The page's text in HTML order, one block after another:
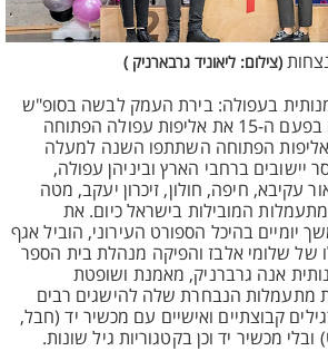
(צילום: ליאוניד גרבארניק )
בעפולה: בירת העמק לבשה בסופ"ש
האחרון חג כאשר קיימה בפעם ה-15 את אליפות עפולה הפתוחה
הפתוחה השתתפו השנה למעלה
יישובים ברחבי הארץ וביניהן עפולה,
עקיבא, חיפה, חולון, זיכרון יעקב, מטה
המובילות בישראל כיום. את
יומיים בהיכל הספורט העירוני, הוביל אגף
של שלומי אלבז והפיקה מנהלת בית הספר
אנה גרברניק, מאמנת ושופטת
מתעמלות הנבחרת שלה להישגים רבים
קבוצתיים ואישיים עם מכשיר יד (חבל,
מכשיר יד וכן בקטגוריות גיל שונות.